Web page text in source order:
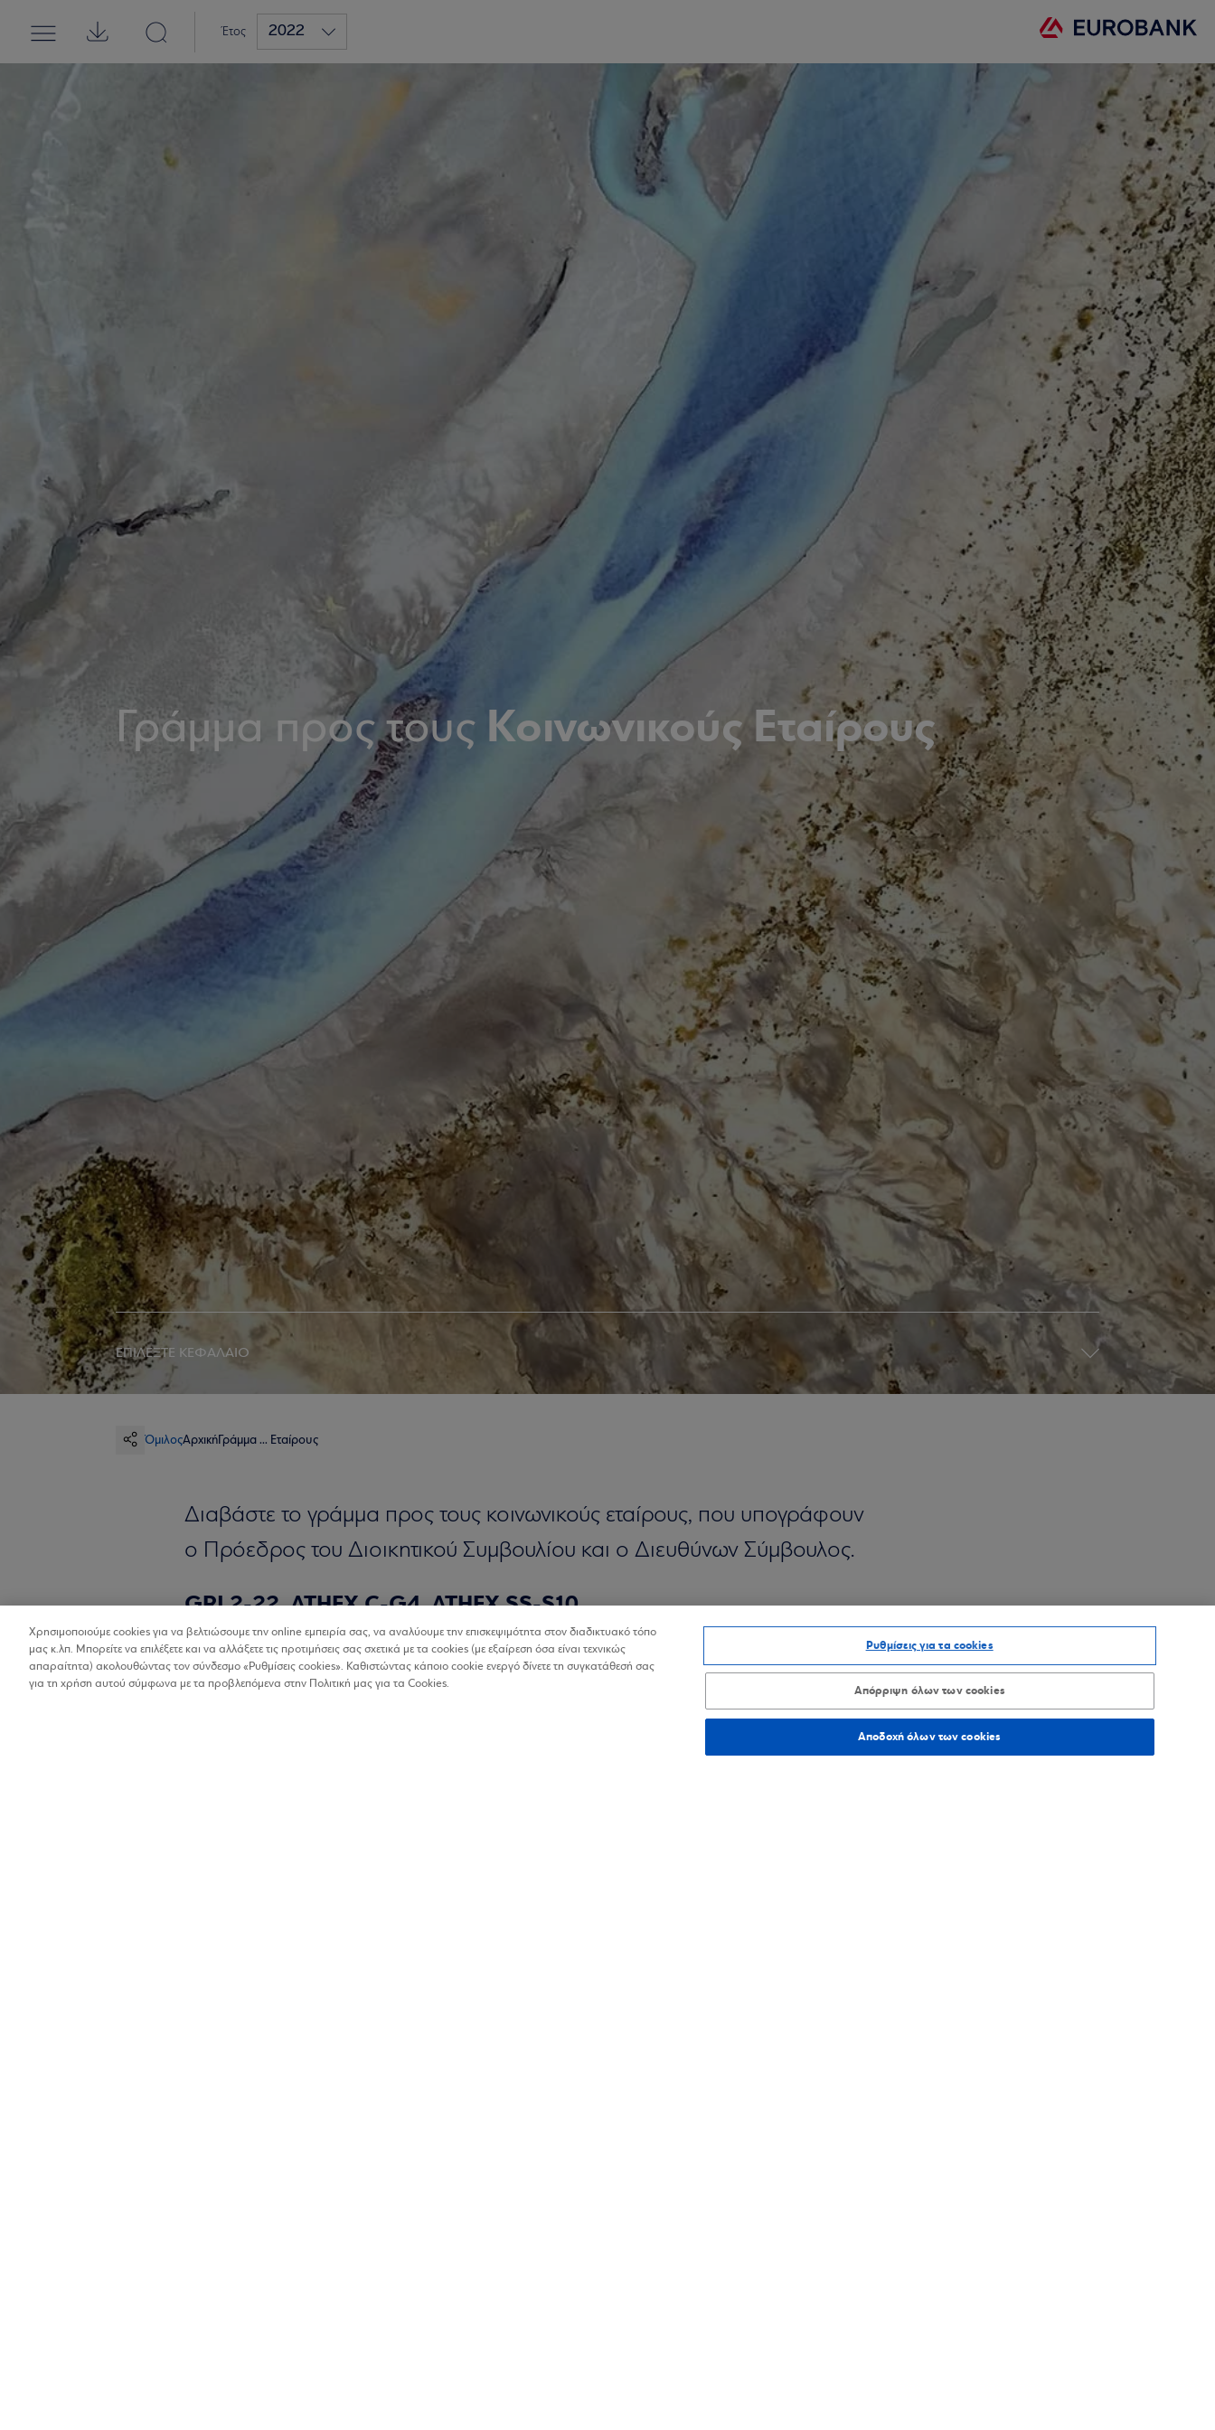
Έτος 2022
Γράμμα προς τους Κοινωνικούς Εταίρους
ΕΠΙΛΕΞΤΕ ΚΕΦΑΛΑΙΟ
ΌμιλοςΑρχικήΓράμμα ... Εταίρους
Διαβάστε το γράμμα προς τους κοινωνικούς εταίρους, που υπογράφουν
ο Πρόεδρος του Διοικητικού Συμβουλίου και ο Διευθύνων Σύμβουλος.
GRI 2-22 ATHEX C-G4 ATHEX SS-S10
Γράμμα προς τους κοινωνικούς εταίρους
Χρησιμοποιούμε cookies για να βελτιώσουμε την online εμπειρία σας, να αναλύουμε την επισκεψιμότητα στον διαδικτυακό τόπο
μας κ.λπ. Μπορείτε να επιλέξετε και να αλλάξετε τις προτιμήσεις σας σχετικά με τα cookies (με εξαίρεση όσα είναι τεχνικώς
απαραίτητα) ακολουθώντας τον σύνδεσμο «Ρυθμίσεις cookies». Καθιστώντας κάποιο cookie ενεργό δίνετε τη συγκατάθεσή σας
για τη χρήση αυτού σύμφωνα με τα προβλεπόμενα στην Πολιτική μας για τα Cookies.
Ρυθμίσεις για τα cookies
Απόρριψη όλων των cookies
Αποδοχή όλων των cookies